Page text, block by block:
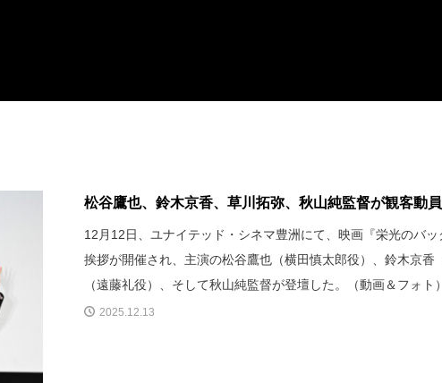
松谷鷹也、鈴木京香、草川拓弥、秋山純監督が観客動
12月12日、ユナイテッド・シネマ豊洲にて、映画『栄光のバ
挨拶が開催され、主演の松谷鷹也（横田慎太郎役）、鈴木京香
（遠藤礼役）、そして秋山純監督が登壇した。（動画＆フォト）
2025.12.13